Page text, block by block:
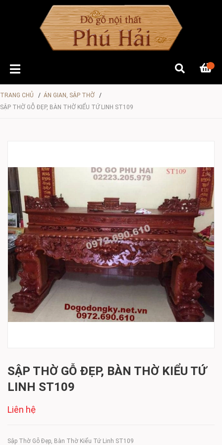
TRANG CHỦ / ÁN GIAN, SẬP THỜ
/
SẬP THỜ GỖ ĐẸP, BÀN THỜ KIỂU TỨ LINH ST109
SẬP THỜ GỖ ĐẸP, BÀN THỜ KIỂU TỨ
LINH ST109
Liên hệ
Sập Thờ Gỗ Đẹp, Bàn Thờ Kiểu Tứ Linh ST109